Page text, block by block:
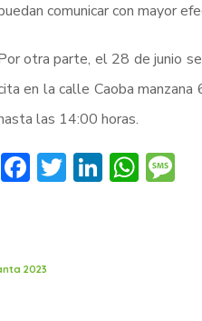
comunicar con mayor
otra parte, el 28 de junio
en la calle Caoba
las 14:00 horas.
Facebook
Twitter
LinkedIn
2023